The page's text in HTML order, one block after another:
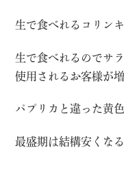
生で食べれるコリン
生で食べれるのでサ
使用されるお客様が
パプリカと違った黄
最盛期は結構安くな